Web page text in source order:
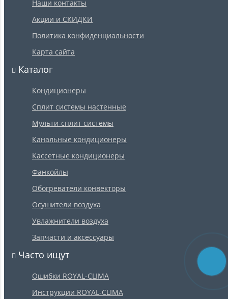
Наши контакты
Акции и СКИДКИ
Политика конфиденциальности
Карта сайта
Каталог
Кондиционеры
Сплит системы настенные
Мульти-сплит системы
Канальные кондиционеры
Кассетные кондиционеры
Фанкойлы
Обогреватели конвекторы
Осушители воздуха
Увлажнители воздуха
Запчасти и аксессуары
Часто ищут
Ошибки ROYAL-CLIMA
Инструкции ROYAL-CLIMA